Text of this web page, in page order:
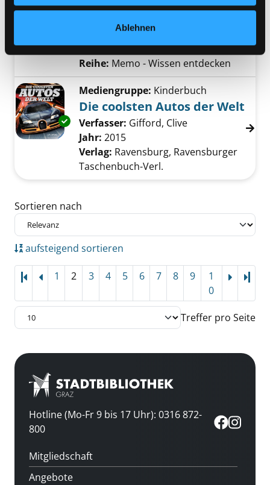
Ablehnen
Exemplar-Details von Autos anzeigen
Zylinder, Spoiler, Kühlergrill
München, Dorling
Kindersley-Verl.
Reihe: Memo - Wissen entdecken
Exemplar-Details von Die coolsten Autos der
Mediengruppe: Kinderbuch
Die coolsten Autos der Welt
Verfasser: Gifford, Clive Suche nach
Jahr: 2015
Verlag: Ravensburg, Ravensburger
Taschenbuch-Verl.
Zu den Suchfiltern springen
Sortieren nach
aufsteigend sortieren
1 2 3 4 5 6 7 8 9
1
0
Treffer pro Seite
Hotline (Mo-Fr 9 bis 17 Uhr): 0316 872-
800
Mitgliedschaft
Angebote